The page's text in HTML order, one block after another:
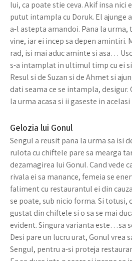
lui, ca poate stie ceva. Akif insa nici
putut intampla cu Doruk. El ajunge
a-l astepta amandoi. Pana la
vine, iar ei incep sa depen amintiri.
rad, isi mai aduc aminte si asa…
s-a intamplat in ultimul timp cu ei
Resul si de Suzan si de Ahmet si
dati seama ce se intampla, desigur.
la urma acasa si ii gaseste in
Gelozia lui Gonul
Sengul a reusit pana la urma sa isi
rulota cu chiftele pare sa mearga
dezamagirea lui Gonul. Cand vede
rivala ei sa manance, femeia se
faliment cu restaurantul ei din
se poate, sub nicio forma. Si totusi,
gustat din chiftele si o sa se mai
evident. Singura varianta este…sa
Desi pare un lucru urat, Gonul vrea
Sengul, pentru a-si proteja